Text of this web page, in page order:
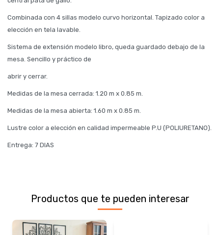
Combinada con 4 sillas modelo curvo horizontal. Tapizado color a
elección en tela lavable.
Sistema de extensión modelo libro, queda guardado debajo de la
mesa. Sencillo y práctico de
abrir y cerrar.
Medidas de la mesa cerrada: 1.20 m x 0.85 m.
Medidas de la mesa abierta: 1.60 m x 0.85 m.
Lustre color a elección en calidad impermeable P.U (POLIURETANO).
Entrega: 7 DIAS
Productos que te pueden interesar